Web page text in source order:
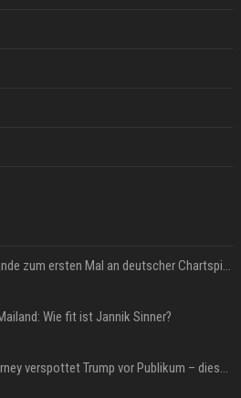
Musik: Ariana Grande zum ersten Mal an deutscher Chartspitze
Wie fit ist Jannik Sinner?
Donald Trump: Carney verspottet Trump vor Publikum – dieser Seitenhieb sorgt für Lacher